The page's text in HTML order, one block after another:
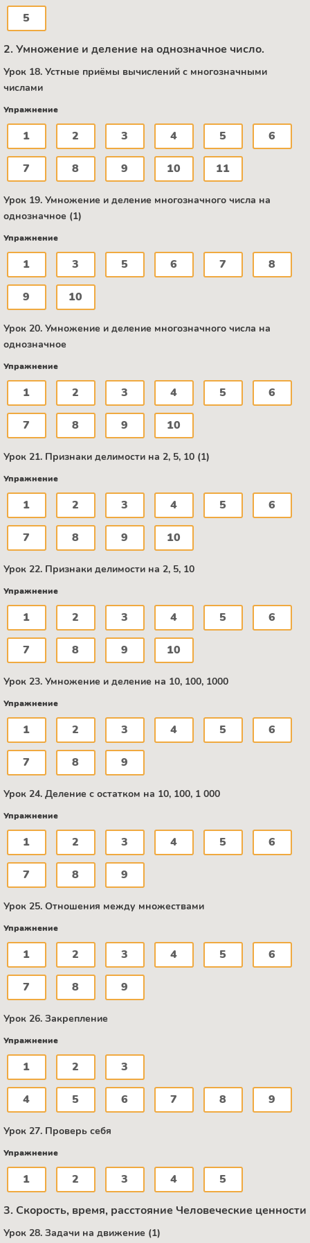
5
2. Умножение и деление на однозначное число.
Урок 18. Устные приёмы вычислений с многозначными
числами
Упражнение
1 2 3 4 5 6
7 8 9 10 11
Урок 19. Умножение и деление многозначного числа на
однозначное (1)
Упражнение
1 3 5 6 7 8
9 10
Урок 20. Умножение и деление многозначного числа на
однозначное
Упражнение
1 2 3 4 5 6
7 8 9 10
Урок 21. Признаки делимости на 2, 5, 10 (1)
Упражнение
1 2 3 4 5 6
7 8 9 10
Урок 22. Признаки делимости на 2, 5, 10
Упражнение
1 2 3 4 5 6
7 8 9 10
Урок 23. Умножение и деление на 10, 100, 1000
Упражнение
1 2 3 4 5 6
7 8 9
Урок 24. Деление с остатком на 10, 100, 1 000
Упражнение
1 2 3 4 5 6
7 8 9
Урок 25. Отношения между множествами
Упражнение
1 2 3 4 5 6
7 8 9
Урок 26. Закрепление
Упражнение
1 2 3
4 5 6 7 8 9
Урок 27. Проверь себя
Упражнение
1 2 3 4 5
3. Скорость, время, расстояние Человеческие ценности
Урок 28. Задачи на движение (1)